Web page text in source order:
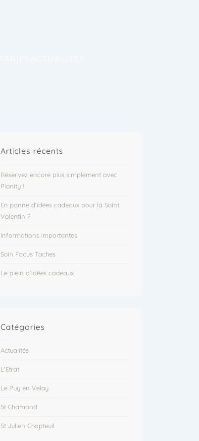
Articles récents
Réservez encore plus simplement avec
Planity !
En panne d’idées cadeaux pour la Saint
Valentin ?
Informations importantes
Soin Focus Taches
Le plein d’idées cadeaux
Catégories
Actualités
L'Etrat
Le Puy en Velay
St Chamond
St Julien Chapteuil